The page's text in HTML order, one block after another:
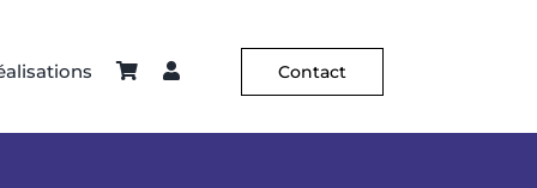
Contact